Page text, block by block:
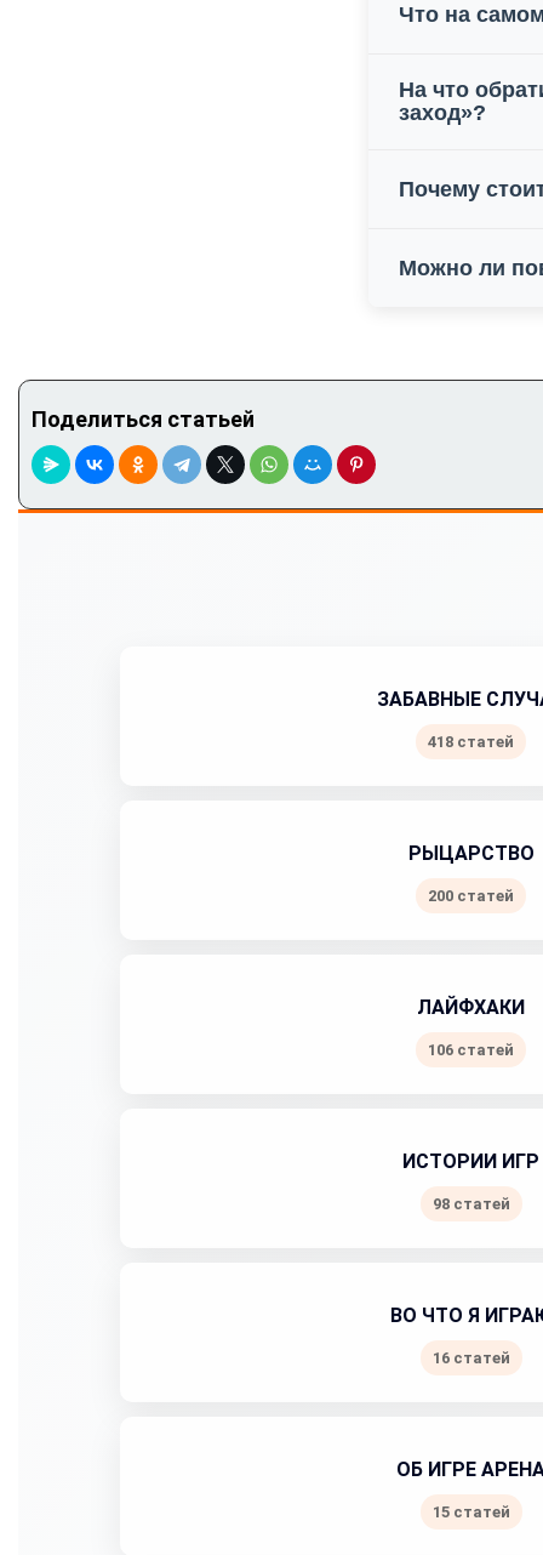
Что на
На что
заход»?
Почему
Можно ли
Поделиться статьей
ЗАБАВНЫЕ
418 статей
РЫЦАРСТВО
200 статей
ЛАЙФХАКИ
106 статей
ИСТОРИИ ИГР
98 статей
ВО ЧТО Я
16 статей
ОБ ИГРЕ
15 статей